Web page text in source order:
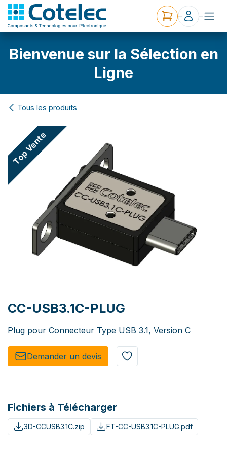
Bienvenue sur la Sélection en
Ligne
Tous les produits
Top Vente
CC-USB3.1C-PLUG
Plug pour Connecteur Type USB 3.1, Version C
Demander un de​​vis​​
Fichiers à Télécharger
3D-CCUSB3.1C.zip FT-CC-USB3.1C-PLUG.pdf